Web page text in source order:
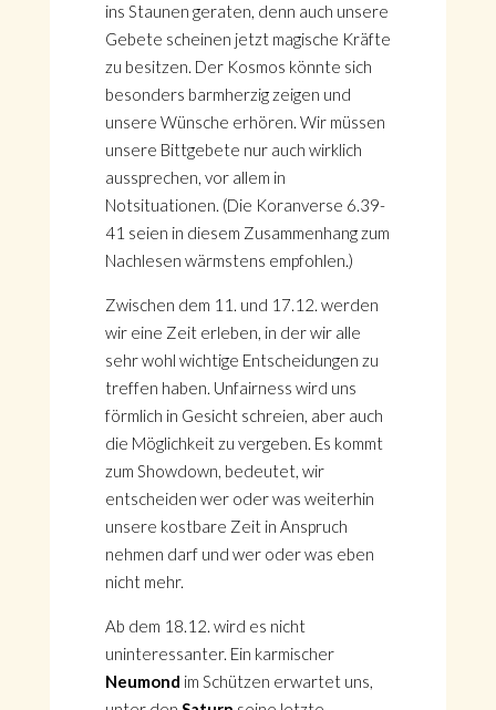
ins Staunen geraten, denn auch unsere
Gebete scheinen jetzt magische Kräfte
zu besitzen. Der Kosmos könnte sich
besonders barmherzig zeigen und
unsere Wünsche erhören. Wir müssen
unsere Bittgebete nur auch wirklich
aussprechen, vor allem in
Notsituationen. (Die Koranverse 6.39-
41 seien in diesem Zusammenhang zum
Nachlesen wärmstens empfohlen.)
Zwischen dem 11. und 17.12. werden
wir eine Zeit erleben, in der wir alle
sehr wohl wichtige Entscheidungen zu
treffen haben. Unfairness wird uns
förmlich in Gesicht schreien, aber auch
die Möglichkeit zu vergeben. Es kommt
zum Showdown, bedeutet, wir
entscheiden wer oder was weiterhin
unsere kostbare Zeit in Anspruch
nehmen darf und wer oder was eben
nicht mehr.
Ab dem 18.12. wird es nicht
uninteressanter. Ein karmischer
Neumond im Schützen erwartet uns,